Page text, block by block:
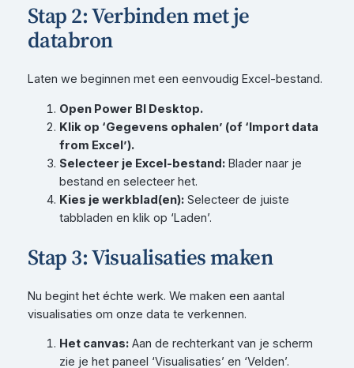
Stap 2: Verbinden met je
databron
Laten we beginnen met een eenvoudig Excel-bestand.
Open Power BI Desktop.
Klik op ‘Gegevens ophalen’ (of ‘Import data
from Excel’).
Selecteer je Excel-bestand:Blader naar je
bestand en selecteer het.
Kies je werkblad(en):Selecteer de juiste
tabbladen en klik op ‘Laden’.
Stap 3: Visualisaties maken
Nu begint het échte werk. We maken een aantal
visualisaties om onze data te verkennen.
Het canvas:Aan de rechterkant van je scherm
zie je het paneel ‘Visualisaties’ en ‘Velden’.